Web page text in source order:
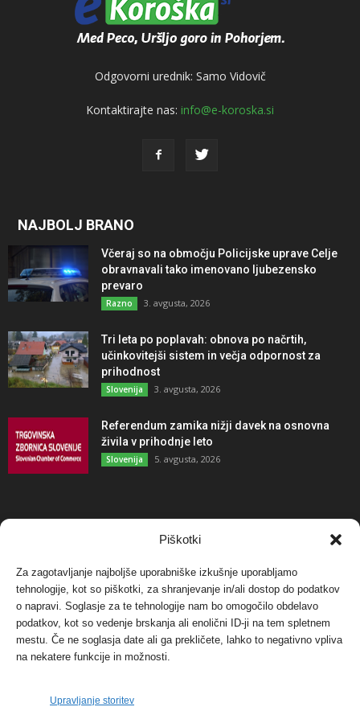
Piškotki
Za zagotavljanje najboljše uporabniške izkušnje uporabljamo
tehnologije, kot so piškotki, za shranjevanje in/ali dostop do podatkov
o napravi. Soglasje za te tehnologije nam bo omogočilo obdelavo
podatkov, kot so vedenje brskanja ali enolični ID-ji na tem spletnem
mestu. Če ne soglasja date ali ga prekličete, lahko to negativno vpliva
na nekatere funkcije in možnosti.
Upravljanje storitev
Odgovorni urednik: Samo Vidovič
Kontaktirajte nas: info@e-koroska.si
NAJBOLJ BRANO
Včeraj so na območju Policijske uprave Celje
obravnavali tako imenovano ljubezensko
prevaro
Razno 3. avgusta, 2026
Tri leta po poplavah: obnova po načrtih,
učinkovitejši sistem in večja odpornost za
prihodnost
Slovenija 3. avgusta, 2026
Referendum zamika nižji davek na osnovna
živila v prihodnje leto
Slovenija 5. avgusta, 2026
NAJBOLJ KOMENTIRANO
Protest proti vetrnim elektrarnam na Ojstrici, v
svetu pa vedno bolj...
Dogodki 12. maja, 2017
Tožilstvo v Celovcu v korist elektrarnam
Verbund